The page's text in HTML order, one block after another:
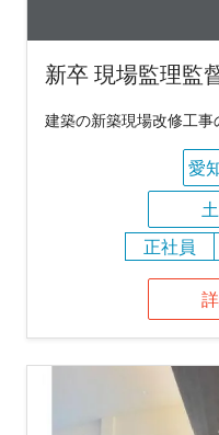
新卒 現場監理監
建築の新築現場改修工事
愛
正社員